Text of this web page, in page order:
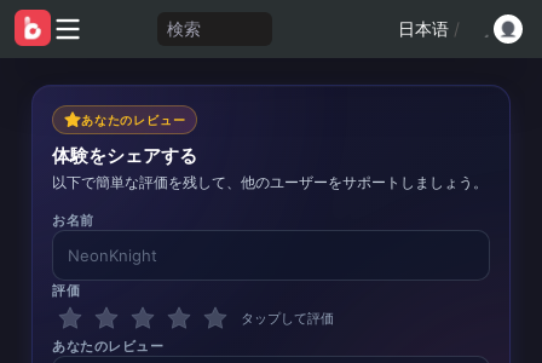
検索 日本语 /
あなたのレビュー
体験をシェアする
以下で簡単な評価を残して、他のユーザーをサポートしましょう。
お名前
評価
タップして評価
あなたのレビュー